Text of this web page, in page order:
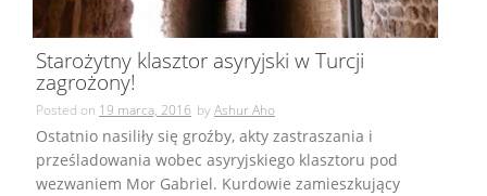
Starożytny klasztor asyryjski w Turcji
zagrożony!
Posted on 19 marca, 2016 byAshur Aho
Ostatnio nasiliły się groźby, akty zastraszania i
prześladowania wobec asyryjskiego klasztoru pod
wezwaniem Mor Gabriel. Kurdowie zamieszkujący